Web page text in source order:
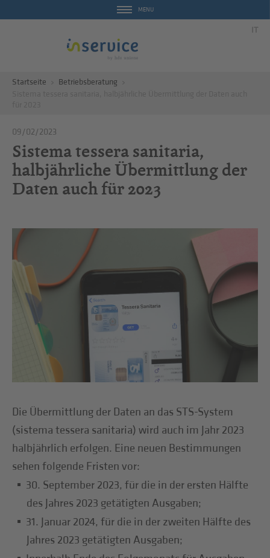
MENU
IT
Startseite
Betriebsberatung
09/02/2023
Sistema tessera sanitaria,
halbjährliche Übermittlung der
Daten auch für 2023
Die Übermittlung der Daten an das STS-System
(sistema tessera sanitaria) wird auch im Jahr 2023
halbjährlich erfolgen. Eine neuen Bestimmungen
sehen folgende Fristen vor:
30. September 2023, für die in der ersten Hälfte
des Jahres 2023 getätigten Ausgaben;
31. Januar 2024, für die in der zweiten Hälfte des
Jahres 2023 getätigten Ausgaben;